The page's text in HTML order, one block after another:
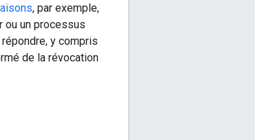
, par exemple,
ou un processus
y compris
de la révocation